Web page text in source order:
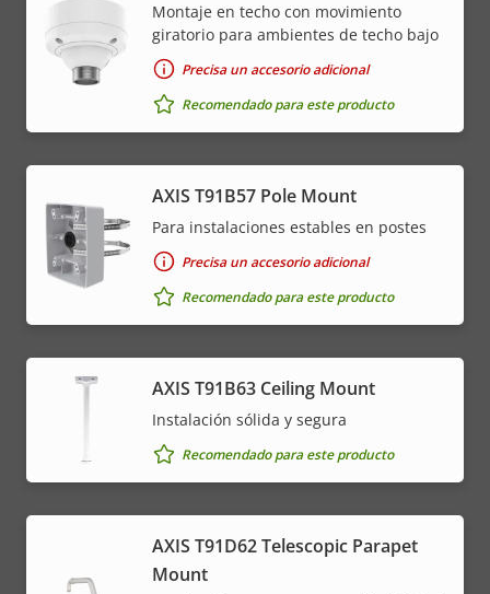
Montaje en techo con movimiento
giratorio para ambientes de techo bajo
Precisa un accesorio adicional
Recomendado para este producto
AXIS T91B57 Pole Mount
Para instalaciones estables en postes
Precisa un accesorio adicional
Recomendado para este producto
AXIS T91B63 Ceiling Mount
Instalación sólida y segura
Recomendado para este producto
AXIS T91D62 Telescopic Parapet
Mount